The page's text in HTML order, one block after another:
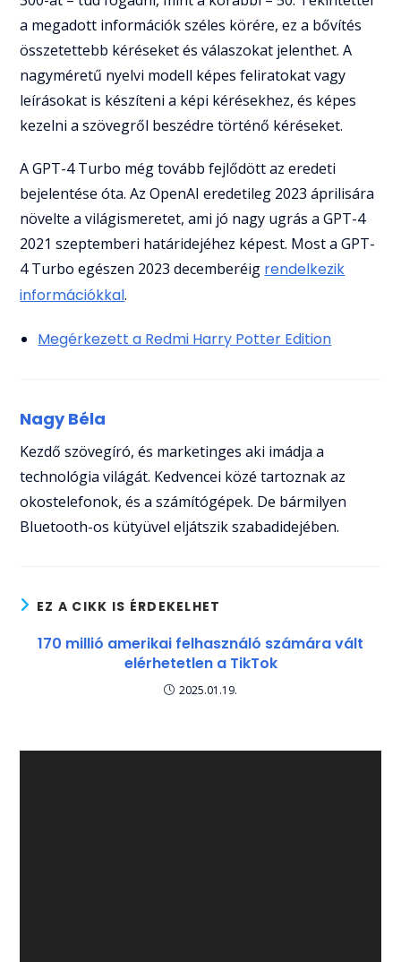
a megadott információk széles körére, ez a bővítés
összetettebb kéréseket és válaszokat jelenthet. A
nagyméretű nyelvi modell képes feliratokat vagy
leírásokat is készíteni a képi kérésekhez, és képes
kezelni a szövegről beszédre történő kéréseket.
A GPT-4 Turbo még tovább fejlődött az eredeti
bejelentése óta. Az OpenAI eredetileg 2023 áprilisára
növelte a világismeretet, ami jó nagy ugrás a GPT-4
2021 szeptemberi határidejéhez képest. Most a GPT-
4 Turbo egészen 2023 decemberéig rendelkezik
információkkal.
Megérkezett a Redmi Harry Potter Edition
Nagy Béla
Kezdő szövegíró, és marketinges aki imádja a
technológia világát. Kedvencei közé tartoznak az
okostelefonok, és a számítógépek. De bármilyen
Bluetooth-os kütyüvel eljátszik szabadidejében.
EZ A CIKK IS ÉRDEKELHET
170 millió amerikai felhasználó számára vált
elérhetetlen a TikTok
2025.01.19.